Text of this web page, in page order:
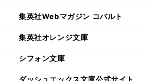
集英社Webマガジン コバルト
集英社オレンジ文庫
シフォン文庫